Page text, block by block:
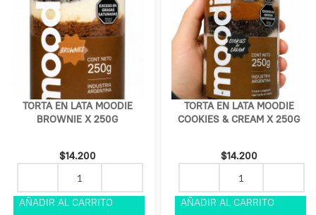
TORTA EN LATA MOODIE
BROWNIE X 250G
$14.200
TORTA EN LATA MOODIE
COOKIES & CREAM X 250G
$14.200